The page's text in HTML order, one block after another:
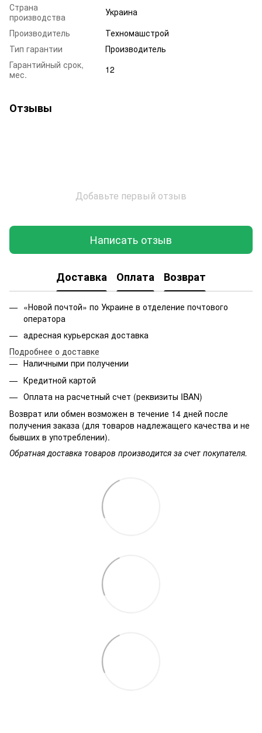
Страна
производства
Украина
Производитель
Техномашстрой
Тип гарантии
Производитель
Гарантийный срок,
мес.
12
Отзывы
Добавьте первый отзыв
Написать отзыв
Доставка Оплата Возврат
«Новой почтой» по Украине в отделение почтового
оператора
адресная курьерская доставка
Подробнее о доставке
Наличными при получении
Кредитной картой
Оплата на расчетный счет (реквизиты IBAN)
Возврат или обмен возможен в течение 14 дней после
получения заказа (для товаров надлежащего качества и не
бывших в употреблении).
Обратная доставка товаров производится за счет покупателя.